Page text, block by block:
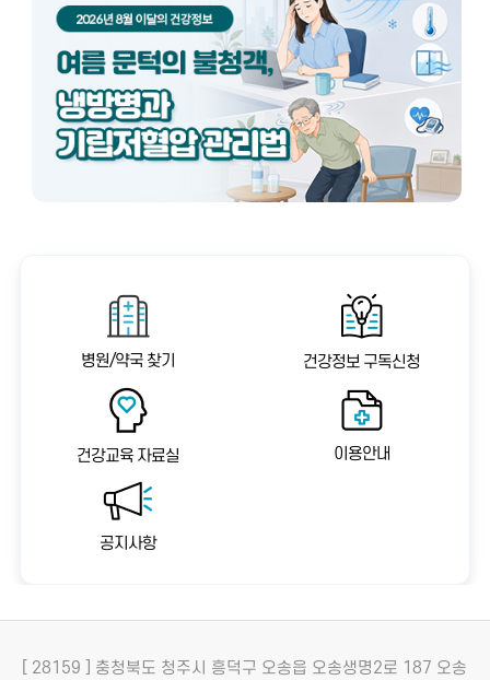
병원/약국 찾기 건강정보 구독신청
건강교육 자료실 이용안내
공지사항
[ 28159 ] 충청북도 청주시 흥덕구 오송읍 오송생명2로 187 오송